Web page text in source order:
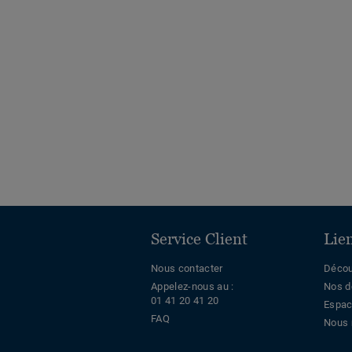
Service Client
Nous contacter
Appelez-nous au :
01 41 20 41 20
FAQ
Nos
Nous